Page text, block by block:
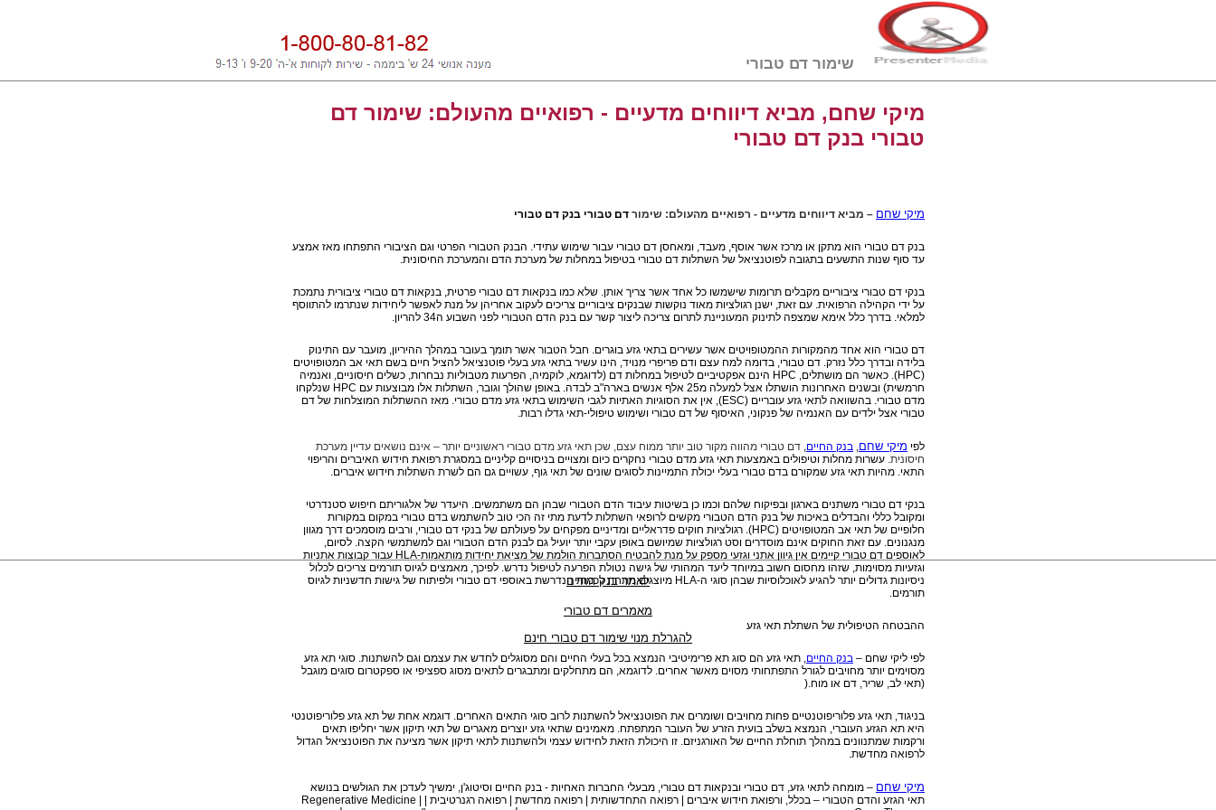
מיקי שחם, מביא דיווחים מדעיים - רפואיים מהעולם: שימור דם
טבורי בנק דם טבורי
מיקי שחם – מביא דיווחים מדעיים - רפואיים מהעולם: שימור דם טבורי בנק דם טבורי
בנק דם טבורי הוא מתקן או מרכז אשר אוסף, מעבד, ומאחסן דם טבורי עבור שימוש עתידי. הבנק הטבורי הפרטי וגם הציבורי התפתחו מאז אמצע
עד סוף שנות התשעים בתגובה לפוטנציאל של השתלות דם טבורי בטיפול במחלות של מערכת הדם והמערכת החיסונית.
בנקי דם טבורי ציבוריים מקבלים תרומות שישמשו כל אחד אשר צריך אותן. שלא כמו בנקאות דם טבורי פרטית, בנקאות דם טבורי ציבורית נתמכת
על ידי הקהילה הרפואית. עם זאת, ישנן רגולציות מאוד נוקשות שבנקים ציבוריים צריכים לעקוב אחריהן על מנת לאפשר ליחידות שנתרמו להתווסף
למלאי. בדרך כלל אימא שמצפה לתינוק המעוניינת לתרום צריכה ליצור קשר עם בנק הדם הטבורי לפני השבוע ה34 להריון.
דם טבורי הוא אחד מהמקורות ההמטופויטים אשר עשירים בתאי גזע בוגרים. חבל הטבור אשר תומך בעובר במהלך ההיריון, מועבר עם התינוק
בלידה ובדרך כלל נזרק. דם טבורי, בדומה למח עצם ודם פריפרי מנויד, הינו עשיר בתאי גזע בעלי פוטנציאל להציל חיים בשם תאי אב המטופויטים
(
HPC). כאשר הם מושתלים, HPC הינם אפקטיביים לטיפול במחלות דם (לדוגמא, לוקמיה, הפרעות מטבוליות נבחרות, כשלים חיסוניים, ואנמיה
חרמשית) ובשנים האחרונות הושתלו אצל למעלה מ25 אלף אנשים בארה"ב לבדה. באופן שהולך וגובר, השתלות אלו מבוצעות עם
HPC שנלקחו
מדם טבורי. בהשוואה לתאי גזע עובריים (ESC), אין את הסוגיות האתיות לגבי השימוש בתאי גזע מדם טבורי. מאז ההשתלות המוצלחות של דם
טבורי אצל ילדים עם האנמיה של פנקוני, האיסוף של דם טבורי ושימוש טיפולי-תאי גדלו רבות.
לפי מיקי שחם, בנק החיים, דם טבורי מהווה מקור טוב יותר ממוח עצם, שכן תאי גזע מדם טבורי ראשוניים יותר – אינם נושאים עדיין מערכת
חיסונית. עשרות מחלות וטיפולים באמצעות תאי גזע מדם טבורי נחקרים כיום ומצויים בניסויים קליניים במסגרת רפואת חידוש האיברים והריפוי
התאי. מהיות תאי גזע שמקורם בדם טבורי בעלי יכולת התמיינות לסוגים שונים של תאי גוף, עשויים גם הם לשרת השתלות חידוש איברים.
בנקי דם טבורי משתנים בארגון ובפיקוח שלהם וכמו כן בשיטות עיבוד הדם הטבורי שבהן הם משתמשים. היעדר של אלגוריתם חיפוש סטנדרטי
ומקובל כללי והבדלים באיכות של בנק הדם הטבורי מקשים לרופאי השתלות לדעת מתי זה הכי טוב להשתמש בדם טבורי במקום במקורות
חלופיים של תאי אב המטופויטים (HPC). רגולציות חוקים פדראליים ומדיניים מפקחים על פעולתם של בנקי דם טבורי, ורבים מוסמכים דרך מגוון
מנגנונים. עם זאת החוקים אינם מוסדרים וסט רגולציות שמיושם באופן עקבי יותר יועיל גם לבנק הדם הטבורי וגם למשתמשי הקצה. לסיום,
לאוספים דם טבורי קיימים אין גיוון אתני וגזעי מספק על מנת להבטיח הסתברות הולמת של מציאת יחידות מותאמות-HLA עבור קבוצות אתניות
וגזעיות מסוימות, שזהו מחסום חשוב במיוחד ליעד המהותי של גישה נטולת הפרעה לטיפול נדרש. לפיכך, מאמצים לגיוס תורמים צריכים לכלול
ניסיונות גדולים יותר להגיע לאוכלוסיות שבהן סוגי ה-HLA מיוצגים מתחת לכמות הנדרשת באוספי דם טבורי ולפיתוח של גישות חדשניות לגיוס
תורמים.
ההבטחה הטיפולית של השתלת תאי גזע
לפי ליקי שחם – בנק החיים, תאי גזע הם סוג תא פרימיטיבי הנמצא בכל בעלי החיים והם מסוגלים לחדש את עצמם וגם להשתנות. סוגי תא גזע
מסוימים יותר מחויבים לגורל התפתחותי מסוים מאשר אחרים. לדוגמא, הם מתחלקים ומתבגרים לתאים מסוג ספציפי או ספקטרום סוגים מוגבל
(תאי לב, שריר, דם או מוח).
בניגוד, תאי גזע פלוריפוטנטיים פחות מחויבים ושומרים את הפוטנציאל להשתנות לרוב סוגי התאים האחרים. דוגמא אחת של תא גזע פלוריפוטנטי
היא תא הגזע העוברי, הנמצא בשלב בועית הזרע של העובר המתפתח. מאמינים שתאי גזע יוצרים מאגרים של תאי תיקון אשר יחליפו תאים
ורקמות שמתנוונים במהלך תוחלת החיים של האורגניזם. זו היכולת הזאת לחידוש עצמי ולהשתנות לתאי תיקון אשר מציעה את הפוטנציאל הגדול
לרפואה מחדשת.
מיקי שחם – מומחה לתאי גזע, דם טבורי ובנקאות דם טבורי, מבעלי החברות האחיות - בנק החיים וסיטוג'ן, ימשיך לעדכן את הגולשים בנושא
תאי הגזע והדם הטבורי – בכלל, ורפואת חידוש איברים | רפואה התחדשותית | רפואה מחדשת | רפואה רגנרטיבית | Regenerative Medicine |
לאתר בנק החיים
מאמרים דם טבורי
להגרלת מנוי שימור דם טבורי חינם